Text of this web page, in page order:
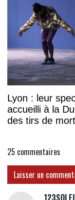
Lyon : leur
accueilli à la
des tirs de
25 commentaires
Laisser un